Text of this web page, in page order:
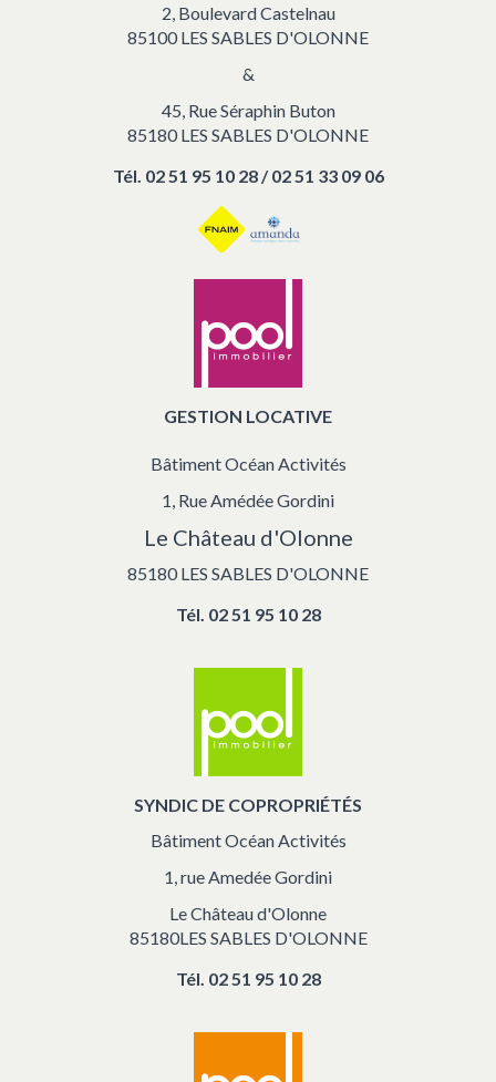
2, Boulevard Castelnau
85100 LES SABLES D'OLONNE
&
45, Rue Séraphin Buton
85180 LES SABLES D'OLONNE
Tél. 02 51 95 10 28 / 02 51 33 09 06
GESTION LOCATIVE
Bâtiment Océan Activités
1, Rue Amédée Gordini
Le Château d'Olonne
85180 LES SABLES D'OLONNE
Tél. 02 51 95 10 28
SYNDIC DE COPROPRIÉTÉS
Bâtiment Océan Activités
1, rue Amedée Gordini
Le Château d'Olonne
85180LES SABLES D'OLONNE
Tél. 02 51 95 10 28